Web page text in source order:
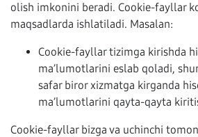
olish imkonini beradi. Cookie-fayllar
maqsadlarda ishlatiladi. Masalan:
Cookie-fayllar tizimga kirishda
ma’lumotlarini eslab qoladi,
safar biror xizmatga kirganda
ma’lumotlarini qayta-qayta
Cookie-fayllar bizga va uchinchi